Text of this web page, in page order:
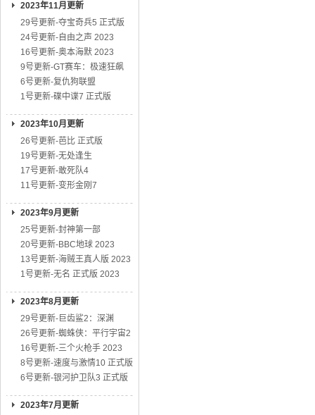
2023年11月更新
29号更新-夺宝奇兵5 正式版
24号更新-自由之声 2023
16号更新-奥本海默 2023
9号更新-GT赛车：极速狂飙
6号更新-复仇狗联盟
1号更新-碟中谍7 正式版
2023年10月更新
26号更新-芭比 正式版
19号更新-无处逢生
17号更新-敢死队4
11号更新-变形金刚7
2023年9月更新
25号更新-封神第一部
20号更新-BBC地球 2023
13号更新-海贼王真人版 2023
1号更新-无名 正式版 2023
2023年8月更新
29号更新-巨齿鲨2：深渊
26号更新-蜘蛛侠：平行宇宙2
16号更新-三个火枪手 2023
8号更新-速度与激情10 正式版
6号更新-银河护卫队3 正式版
2023年7月更新